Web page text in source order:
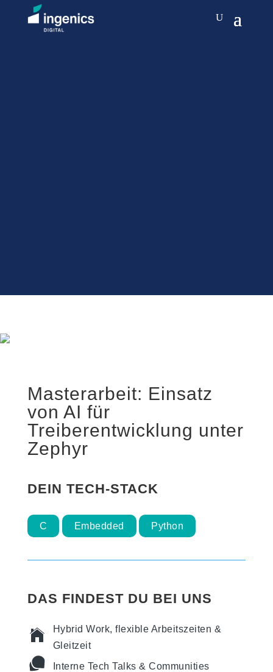
Masterarbeit: Einsatz
von AI für
Treiberentwicklung unter
Zephyr
DEIN TECH-STACK
C Embedded Python
DAS FINDEST DU BEI UNS
Hybrid Work, flexible Arbeitszeiten &
Gleitzeit
Interne Tech Talks & Communities